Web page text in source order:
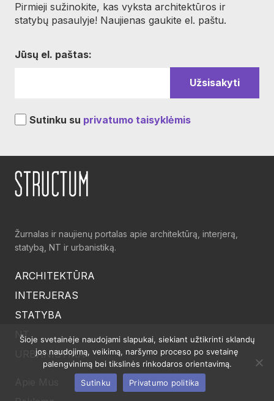
Pirmieji sužinokite, kas vyksta architektūros ir
statybų pasaulyje! Naujienas gaukite el. paštu.
Jūsų el. paštas:
Sutinku su privatumo taisyklėmis
Žurnalas ir naujienų portalas apie architektūrą, interjerą,
statybą, NT ir urbanistiką.
ARCHITEKTŪRA
INTERJERAS
STATYBA
NT
URBANISTIKA
Šioje svetainėje naudojami slapukai, siekiant užtikrinti sklandų
jos naudojimą, veikimą, naršymo proceso po svetainę
palengvinimą bei tikslinės rinkodaros orientavimą.
Sutinku
Privatumo politika